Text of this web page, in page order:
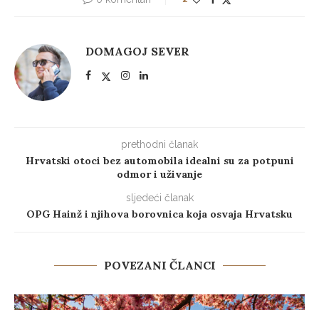
DOMAGOJ SEVER
prethodni članak
Hrvatski otoci bez automobila idealni su za potpuni
odmor i uživanje
sljedeći članak
OPG Hainž i njihova borovnica koja osvaja Hrvatsku
POVEZANI ČLANCI